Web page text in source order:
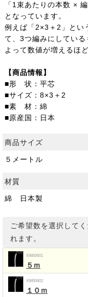
「1束あたりの本数 ×
となっています。
例えば「2×3＋2」とい
て、3つ編みにしている
よって数値が増えるほ
【商品情報】
■形 状：平芯
■サイズ：8×3＋2
■素 材：綿
■原産国：日本
商品サイズ
５メートル
材質
綿 日本製
ご希望数を選択して
れます。
X9850601
５ｍ
X9850602
１０ｍ